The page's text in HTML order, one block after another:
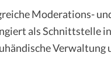
Moderations-
als Schnittstelle
Verwaltung